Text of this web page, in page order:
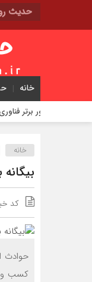
حدیث
خانه
خانه
کد خبر :
حوادث
کسب و